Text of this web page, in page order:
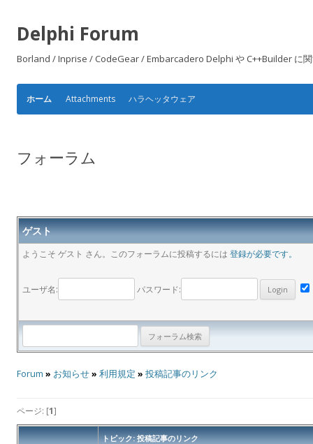
Delphi Forum
Borland / Inprise / CodeGear / Embarcadero Delphi や C++Builder に
ホーム Attachments ハラヘッタウェア
フォーラム
ゲスト
ようこそ ゲスト さん。このフォーラムに投稿するには 登録が必要です。
ユーザ名: パスワード:
Forum » お知らせ» 利用規定 » 投稿記事のリンク
ページ: [1]
トピック: 投稿記事のリンク